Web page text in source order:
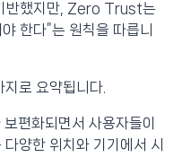
반했지만, Zero Trust는
한다”는 원칙을 따릅니
로 요약됩니다.
편화되면서 사용자들이
양한 위치와 기기에서 시